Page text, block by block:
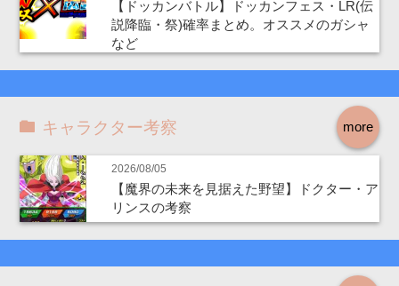
【ドッカンバトル】ドッカンフェス・LR(伝
説降臨・祭)確率まとめ。オススメのガシャ
など
more
キャラクター考察
2026/08/05
【魔界の未来を見据えた野望】ドクター・ア
リンスの考察